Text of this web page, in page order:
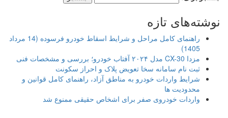
نوشته‌های تازه
راهنمای کامل مراحل و شرایط اسقاط خودرو فرسوده (14 مرداد
1405)
مزدا CX-30 مدل ۲۰۲۴ آفتاب خودرو؛ بررسی و مشخصات فنی
ثبت نام سامانه سخا تعویض پلاک و احراز سکونت
شرایط واردات خودرو به مناطق آزاد، راهنمای کامل قوانین و
محدودیت ها
واردات خودروی صفر برای اشخاص حقیقی ممنوع شد